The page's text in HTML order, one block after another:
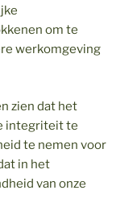
om te
werkomgeving
zien dat het
integriteit te
te nemen voor
in het
van onze